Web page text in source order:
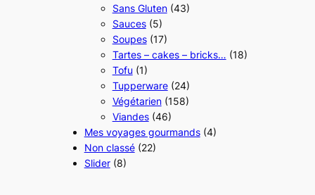
Sans Gluten(43)
Sauces(5)
Soupes(17)
Tartes – cakes – bricks… (18)
Tofu (1)
Tupperware(24)
Végétarien(158)
Viandes(46)
Mes voyages gourmands(4)
Non classé(22)
Slider(8)